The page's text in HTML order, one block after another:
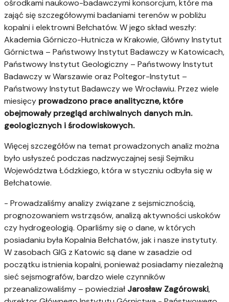
ośrodkami naukowo-badawczymi konsorcjum, które ma
zająć się szczegółowymi badaniami terenów w pobliżu
kopalni i elektrowni Bełchatów. W jego skład weszły:
Akademia Górniczo-Hutnicza w Krakowie, Główny Instytut
Górnictwa – Państwowy Instytut Badawczy w Katowicach,
Państwowy Instytut Geologiczny – Państwowy Instytut
Badawczy w Warszawie oraz Poltegor-Instytut –
Państwowy Instytut Badawczy we Wrocławiu. Przez wiele
miesięcy prowadzono prace analityczne, które
obejmowały przegląd archiwalnych danych m.in.
geologicznych i środowiskowych.
Więcej szczegółów na temat prowadzonych analiz można
było usłyszeć podczas nadzwyczajnej sesji Sejmiku
Województwa Łódzkiego, która w styczniu odbyła się w
Bełchatowie.
- Prowadzaliśmy analizy związane z sejsmicznością,
prognozowaniem wstrząsów, analizą aktywności uskoków
czy hydrogeologią. Oparliśmy się o dane, w których
posiadaniu była Kopalnia Bełchatów, jak i nasze instytuty.
W zasobach GIG z Katowic są dane w zasadzie od
początku istnienia kopalni, ponieważ posiadamy niezależną
sieć sejsmografów, bardzo wiele czynników
przeanalizowaliśmy – powiedział Jarosław Zagórowski,